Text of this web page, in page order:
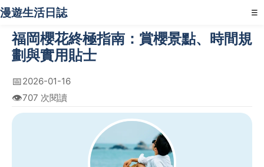
漫遊生活日誌 ☰
福岡櫻花終極指南：賞櫻景點、時間規
劃與實用貼士
📅2026-01-16
👁️707 次閱讀